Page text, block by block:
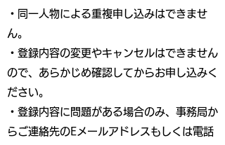
・同一人物による重複申し込みはできませ
ん。
・登録内容の変更やキャンセルはできません
ので、あらかじめ確認してからお申し込みく
ださい。
・登録内容に問題がある場合のみ、事務局か
らご連絡先のEメールアドレスもしくは電話